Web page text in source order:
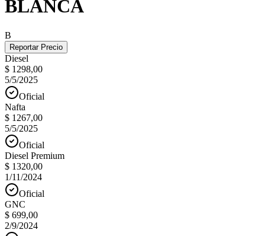
BLANCA
B
Reportar Precio
Diesel
$ 1298,00
5/5/2025
Oficial
Nafta
$ 1267,00
5/5/2025
Oficial
Diesel Premium
$ 1320,00
1/11/2024
Oficial
GNC
$ 699,00
2/9/2024